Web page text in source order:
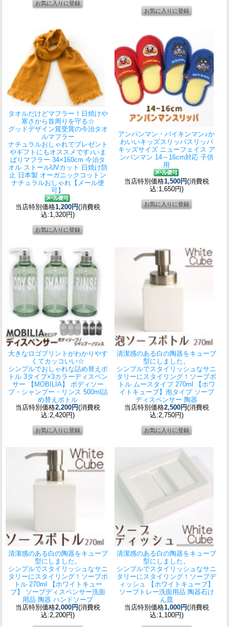
タオルだけどマフラー！日焼けや
寒さから首周りを守る☆
グッドデザイン賞受賞の今治タオ
ルマフラー
ナチュラルおしゃれでプレゼント
やギフトにもオススメです♪いま
ばりマフラー 34×160cm 今治タ
オル ストールUVカット 日焼け防
止 日本製 オーガニックコットン
ナチュラルおしゃれ【メール便
可】
当店特別価格1,200円(消費税
込:1,320円)
アンパンマン・バイキンマン♪か
わいいキッズスリッパスリッパ
キッズサイズ ニューフェイス ア
ンパンマン 14～16cm対応 子供
用
当店特別価格1,500円(消費税
込:1,650円)
大きなロゴプリントがわかりやす
くてカッコいい☆
シンプルでおしゃれな詰め替えボ
トル 3タイプ×3カラーディスペン
サー 【MOBILIA】 ボディソー
プ・シャンプー・リンス 500ml詰
め替えボトル
当店特別価格2,200円(消費税
込:2,420円)
清潔感のある白の陶器をキューブ
型にしました。
シンプルでスタイリッシュなサニ
タリーにスタイリング！ ソープボ
トル ムースタイプ 270ml 【ホワ
イトキューブ】泡タイプ ソープ
ディスペンサー 陶器
当店特別価格2,500円(消費税
込:2,750円)
清潔感のある白の陶器をキューブ
型にしました。
シンプルでスタイリッシュなサニ
タリーにスタイリング！ ソープボ
トル 270ml 【ホワイトキュー
ブ】 ソープディスペンサー洗面
用品 陶器 ハンドソープ
当店特別価格2,000円(消費税
込:2,200円)
清潔感のある白の陶器をキューブ
型にしました。
シンプルでスタイリッシュなサニ
タリーにスタイリング！ ソープデ
ィッシュ 【ホワイトキューブ】
ソープトレー洗面用品 陶器石け
ん皿
当店特別価格1,000円(消費税
込:1,100円)